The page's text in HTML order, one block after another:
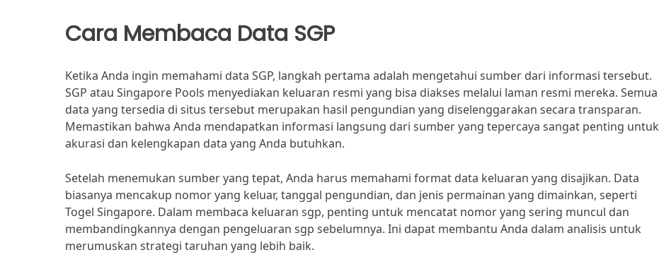
Cara Membaca Data SGP
Ketika Anda ingin memahami data SGP, langkah pertama adalah mengetahui sumber dari informasi tersebut.
SGP atau Singapore Pools menyediakan keluaran resmi yang bisa diakses melalui laman resmi mereka. Semua
data yang tersedia di situs tersebut merupakan hasil pengundian yang diselenggarakan secara transparan.
Memastikan bahwa Anda mendapatkan informasi langsung dari sumber yang tepercaya sangat penting untuk
akurasi dan kelengkapan data yang Anda butuhkan.
Setelah menemukan sumber yang tepat, Anda harus memahami format data keluaran yang disajikan. Data
biasanya mencakup nomor yang keluar, tanggal pengundian, dan jenis permainan yang dimainkan, seperti
Togel Singapore. Dalam membaca keluaran sgp, penting untuk mencatat nomor yang sering muncul dan
membandingkannya dengan pengeluaran sgp sebelumnya. Ini dapat membantu Anda dalam analisis untuk
merumuskan strategi taruhan yang lebih baik.